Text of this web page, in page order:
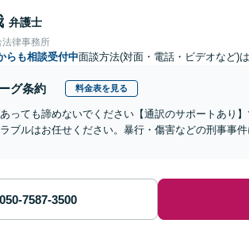
弁護士
律事務所
らも相談受付中面談方法(対面・電話・ビデオなど)
グ条約 料金表を見る
っても諦めないでください【通訳のサポートあり
ブルはお任せください。暴行・傷害などの刑事事